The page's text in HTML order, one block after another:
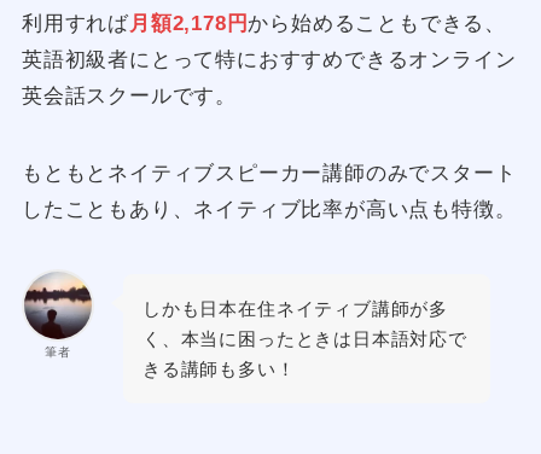
利用すれば月額2,178円 から始めることもできる、
英語初級者にとって特におすすめできるオンライン
英会話スクールです。
もともとネイティブスピーカー講師のみでスタート
したこともあり、ネイティブ比率が高い点も特徴。
筆者
しかも日本在住ネイティブ講師が多
く、本当に困ったときは日本語対応で
きる講師も多い！